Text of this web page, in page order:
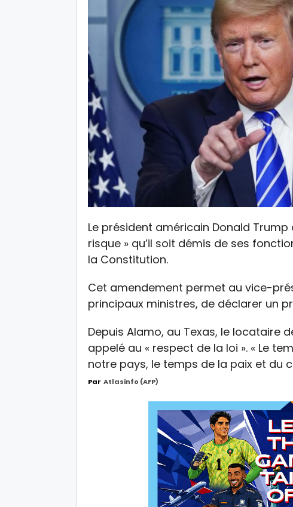
Le président américain Donald Trump
risque » qu’il soit démis de ses
la Constitution.
Cet amendement permet au vice-
principaux ministres, de déclarer un
Depuis Alamo, au Texas, le locataire
appelé au « respect de la loi ». « Le
notre pays, le temps de la paix et du
Par Atlasinfo (AFP)